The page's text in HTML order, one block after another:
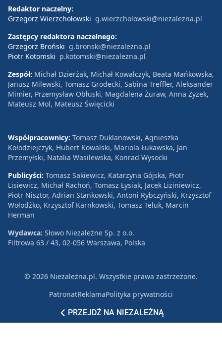
PRZEJDŹ NA NIEZALEŻNĄ
Redaktor naczelny:
Grzegorz Wierzchołowski g.wierzcholowski@niezalezna.pl
Zastępcy redaktora naczelnego:
Grzegorz Broński g.bronski@niezalezna.pl
Piotr Kotomski p.kotomski@niezalezna.pl
Zespół: Michał Dzierżak, Michał Kowalczyk, Beata Mańkowska,
Janusz Milewski, Tomasz Grodecki, Sabina Treffler, Aleksander
Mimier, Przemysław Obłuski, Magdalena Żuraw, Anna Zyzek,
Mateusz Mol, Mateusz Święcicki
Współpracownicy: Tomasz Duklanowski, Agnieszka
Kołodziejczyk, Hubert Kowalski, Mariola Łukawska, Jan
Przemyłski, Natalia Wasilewska, Konrad Wysocki
Publicyści: Tomasz Sakiewicz, Katarzyna Gójska, Piotr
Lisiewicz, Michał Rachoń, Tomasz Łysiak, Jacek Liziniewicz,
Piotr Nisztor, Adrian Stankowski, Antoni Rybczyński, Krzysztof
Wołodźko, Krzysztof Karnkowski, Tomasz Teluk, Marcin
Herman
Wydawca: Słowo Niezależne Sp. z o.o.
Filtrowa 63 / 43, 02-056 Warszawa, Polska
© 2026 Niezależna.pl. Wszystkie prawa zastrzeżone.
PatronatReklamaPolityka prywatności